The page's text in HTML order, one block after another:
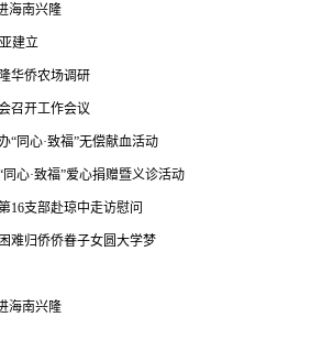
海南兴隆
建立
华侨农场调研
召开工作会议
“同心·致福”无偿献血活动
心·致福”爱心捐赠暨义诊活动
16支部赴琼中走访慰问
难归侨侨眷子女圆大学梦
海南兴隆